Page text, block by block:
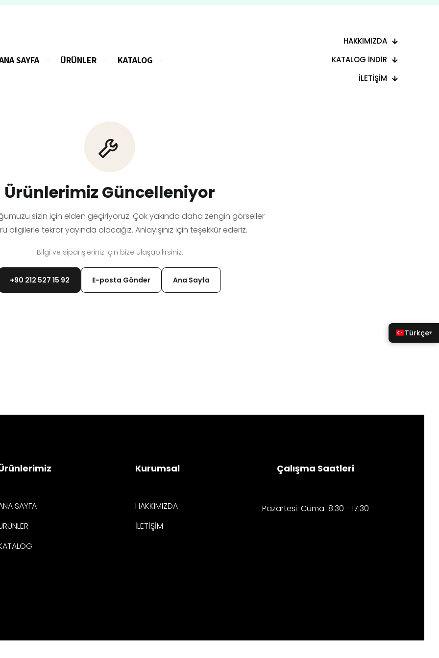
SAYFA ÜRÜNLER KATALOG
HAKKIMIZDA
KATALOG İNDİR
İLETİŞİM
Ürünlerimiz Güncelleniyor
sizin için elden geçiriyoruz. Çok yakında daha zengin görseller
bilgilerle tekrar yayında olacağız. Anlayışınız için teşekkür ederiz.
Bilgi ve siparişleriniz için bize ulaşabilirsiniz:
+90 212 527 15 92 E-posta Gönder Ana Sayfa
SAYFA
Kurumsal
HAKKIMIZDA
İLETİŞİM
Çalışma Saatleri
Pazartesi-Cuma 8:30 - 17:30​​
Türkçe▾